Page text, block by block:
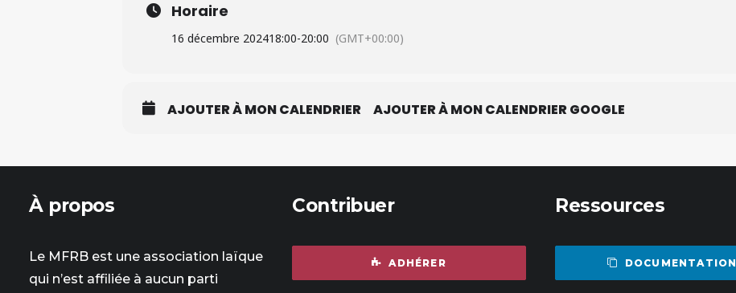
Horaire
16 décembre 202418:00-20:00 (GMT+00:00)
AJOUTER À MON CALENDRIER AJOUTER À MON CALENDRIER GOOGLE
À propos
Le MFRB est une association laïque
qui n’est affiliée à aucun parti
Contribuer
ADHÉRER
Ressources
DOCUMENTATION